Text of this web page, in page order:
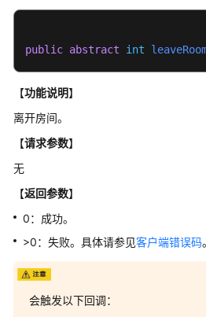
SDK
考
用
前
读
概
述
私
明
public abstract int
【功能说明】
离开房间。
【请求参数】
无
【返回参数】
0：成功。
>0：失败。具体请参见客户端错误码。
会触发以下回调：